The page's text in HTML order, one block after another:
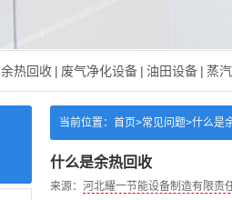
余热回收 | 废气净化设备 | 油田设备 | 蒸
当前位置： 首页>常见问题>什么是
什么是余热回收
来源： 河北耀一节能设备制造有限责